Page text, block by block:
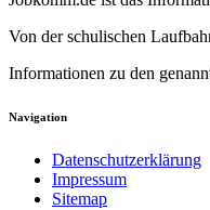
Von der schulischen
Informationen zu den
Navigation
Datenschutzerklärung
Impressum
Sitemap